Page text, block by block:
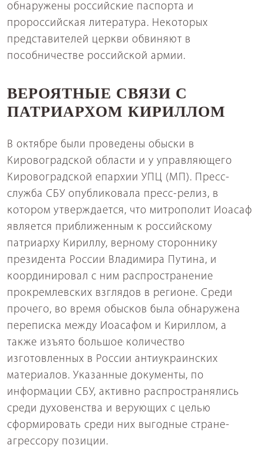
обнаружены российские паспорта и
пророссийская литература. Некоторых
представителей церкви обвиняют в
пособничестве российской армии.
ВЕРОЯТНЫЕ СВЯЗИ С
ПАТРИАРХОМ КИРИЛЛОМ
В октябре были проведены обыски в
Кировоградской области и у управляющего
Кировоградской епархии УПЦ (МП). Пресс-
служба СБУ опубликовала пресс-релиз, в
котором утверждается, что митрополит Иоасаф
является приближенным к российскому
патриарху Кириллу, верному стороннику
президента России Владимира Путина, и
координировал с ним распространение
прокремлевских взглядов в регионе. Среди
прочего, во время обысков была обнаружена
переписка между Иоасафом и Кириллом, а
также изъято большое количество
изготовленных в России антиукраинских
материалов. Указанные документы, по
информации СБУ, активно распространялись
среди духовенства и верующих с целью
сформировать среди них выгодные стране-
агрессору позиции.